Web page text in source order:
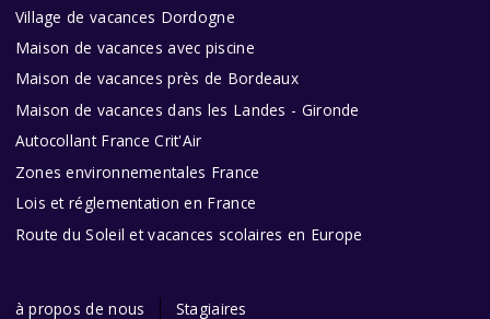
Village de vacances Dordogne
Maison de vacances avec piscine
Maison de vacances près de Bordeaux
Maison de vacances dans les Landes - Gironde
Autocollant France Crit'Air
Zones environnementales France
Lois et réglementation en France
Route du Soleil et vacances scolaires en Europe
à propos de nous Stagiaires